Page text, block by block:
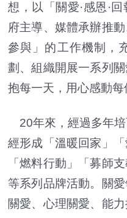
想，以「關愛·感恩·
府主導、媒體承辦推
參與」的工作機制，
劃、組織開展一系列
抱每一天，用心感動每
20年來，經過多年
經形成「溫暖回家」「
「燃料行動」「募師
等系列品牌活動。關
關愛、心理關愛、能